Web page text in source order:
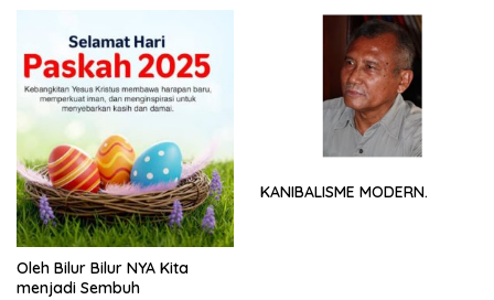
Oleh Bilur Bilur NYA Kita
menjadi Sembuh
KANIBALISME MODERN.